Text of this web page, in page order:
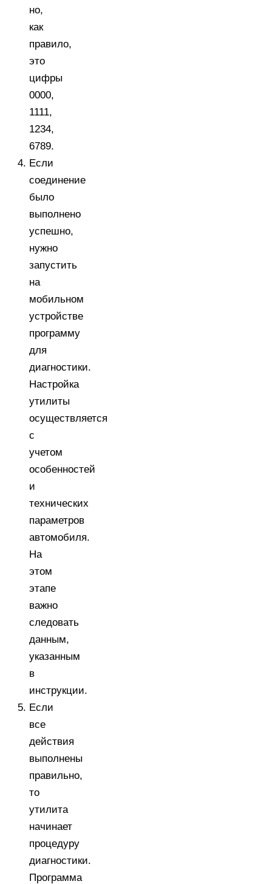
но,
как
правило,
это
цифры
0000,
1111,
1234,
6789.
Если
соединение
было
выполнено
успешно,
нужно
запустить
на
мобильном
устройстве
программу
для
диагностики.
Настройка
утилиты
осуществляется
с
учетом
особенностей
и
технических
параметров
автомобиля.
На
этом
этапе
важно
следовать
данным,
указанным
в
инструкции.
Если
все
действия
выполнены
правильно,
то
утилита
начинает
процедуру
диагностики.
Программа